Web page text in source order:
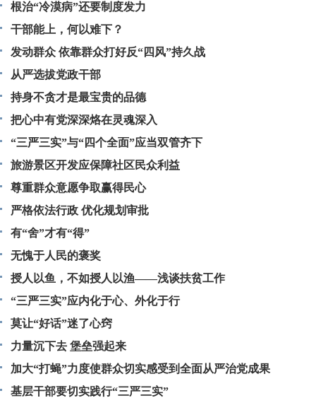
根治“冷漠病”还要制度发力
干部能上，何以难下？
发动群众 依靠群众打好反“四风”持久战
从严选拔党政干部
持身不贪才是最宝贵的品德
把心中有党深深烙在灵魂深入
“三严三实”与“四个全面”应当双管齐下
旅游景区开发应保障社区民众利益
尊重群众意愿争取赢得民心
严格依法行政 优化规划审批
有“舍”才有“得”
无愧于人民的褒奖
授人以鱼，不如授人以渔——浅谈扶贫工作
“三严三实”应内化于心、外化于行
莫让“好话”迷了心窍
力量沉下去 堡垒强起来
加大“打蝇”力度使群众切实感受到全面从严治党成果
基层干部要切实践行“三严三实”